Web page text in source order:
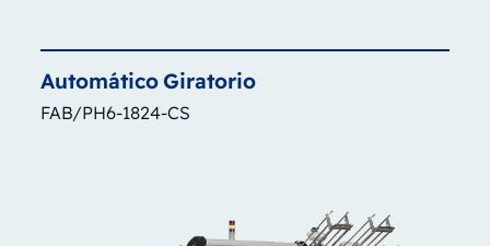
AutomáticoGiratorio
FAB/PH6-1824-CS